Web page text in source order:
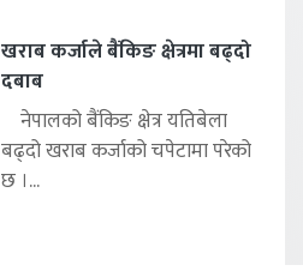
खराब कर्जाले बैंकिङ क्षेत्रमा बढ्दो
दबाब
नेपालको बैंकिङ क्षेत्र यतिबेला
बढ्दो खराब कर्जाको चपेटामा परेको
छ ।...